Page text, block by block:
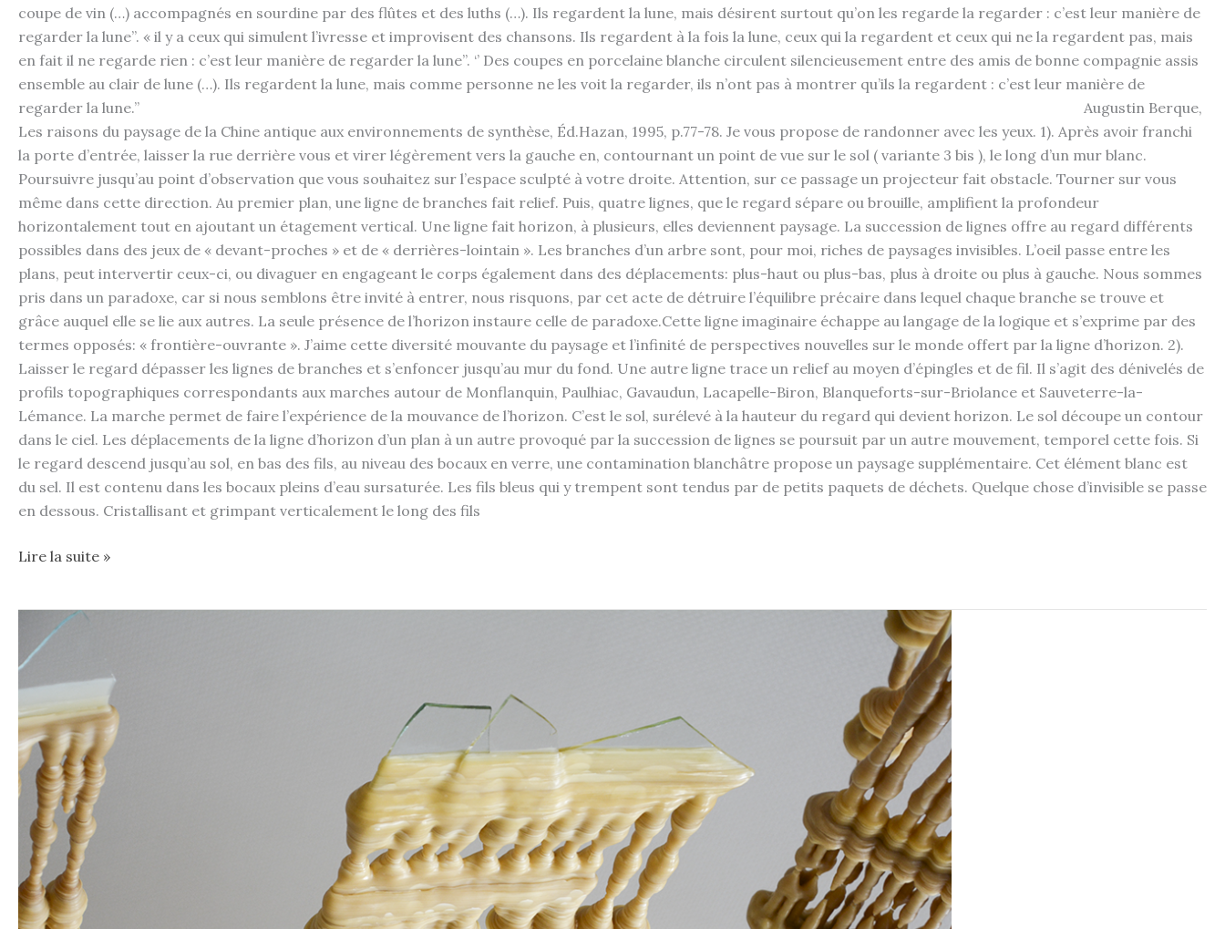
coupe de vin (…) accompagnés en sourdine par des flûtes et des luths (…). Ils regardent la lune, mais désirent surtout qu’on les regarde la regarder : c’est leur manière de
regarder la lune’’. « il y a ceux qui simulent l’ivresse et improvisent des chansons. Ils regardent à la fois la lune, ceux qui la regardent et ceux qui ne la regardent pas, mais
en fait il ne regarde rien : c’est leur manière de regarder la lune’’. ‘’ Des coupes en porcelaine blanche circulent silencieusement entre des amis de bonne compagnie assis
ensemble au clair de lune (…). Ils regardent la lune, mais comme personne ne les voit la regarder, ils n’ont pas à montrer qu’ils la regardent : c’est leur manière de
regarder la lune.’’ Augustin Berque,
Les raisons du paysage de la Chine antique aux environnements de synthèse, Éd.Hazan, 1995, p.77-78. Je vous propose de randonner avec les yeux. 1). Après avoir franchi
la porte d’entrée, laisser la rue derrière vous et virer légèrement vers la gauche en, contournant un point de vue sur le sol ( variante 3 bis ), le long d’un mur blanc.
Poursuivre jusqu’au point d’observation que vous souhaitez sur l’espace sculpté à votre droite. Attention, sur ce passage un projecteur fait obstacle. Tourner sur vous
même dans cette direction. Au premier plan, une ligne de branches fait relief. Puis, quatre lignes, que le regard sépare ou brouille, amplifient la profondeur
horizontalement tout en ajoutant un étagement vertical. Une ligne fait horizon, à plusieurs, elles deviennent paysage. La succession de lignes offre au regard différents
possibles dans des jeux de « devant-proches » et de « derrières-lointain ». Les branches d’un arbre sont, pour moi, riches de paysages invisibles. L’oeil passe entre les
plans, peut intervertir ceux-ci, ou divaguer en engageant le corps également dans des déplacements: plus-haut ou plus-bas, plus à droite ou plus à gauche. Nous sommes
pris dans un paradoxe, car si nous semblons être invité à entrer, nous risquons, par cet acte de détruire l’équilibre précaire dans lequel chaque branche se trouve et
grâce auquel elle se lie aux autres. La seule présence de l’horizon instaure celle de paradoxe.Cette ligne imaginaire échappe au langage de la logique et s’exprime par des
termes opposés: « frontière-ouvrante ». J’aime cette diversité mouvante du paysage et l’infinité de perspectives nouvelles sur le monde offert par la ligne d’horizon. 2).
Laisser le regard dépasser les lignes de branches et s’enfoncer jusqu’au mur du fond. Une autre ligne trace un relief au moyen d’épingles et de fil. Il s’agit des dénivelés de
profils topographiques correspondants aux marches autour de Monflanquin, Paulhiac, Gavaudun, Lacapelle-Biron, Blanqueforts-sur-Briolance et Sauveterre-la-
Lémance. La marche permet de faire l’expérience de la mouvance de l’horizon. C’est le sol, surélevé à la hauteur du regard qui devient horizon. Le sol découpe un contour
dans le ciel. Les déplacements de la ligne d’horizon d’un plan à un autre provoqué par la succession de lignes se poursuit par un autre mouvement, temporel cette fois. Si
le regard descend jusqu’au sol, en bas des fils, au niveau des bocaux en verre, une contamination blanchâtre propose un paysage supplémentaire. Cet élément blanc est
du sel. Il est contenu dans les bocaux pleins d’eau sursaturée. Les fils bleus qui y trempent sont tendus par de petits paquets de déchets. Quelque chose d’invisible se passe
en dessous. Cristallisant et grimpant verticalement le long des fils
Lire la suite »
Uchronie
géologique